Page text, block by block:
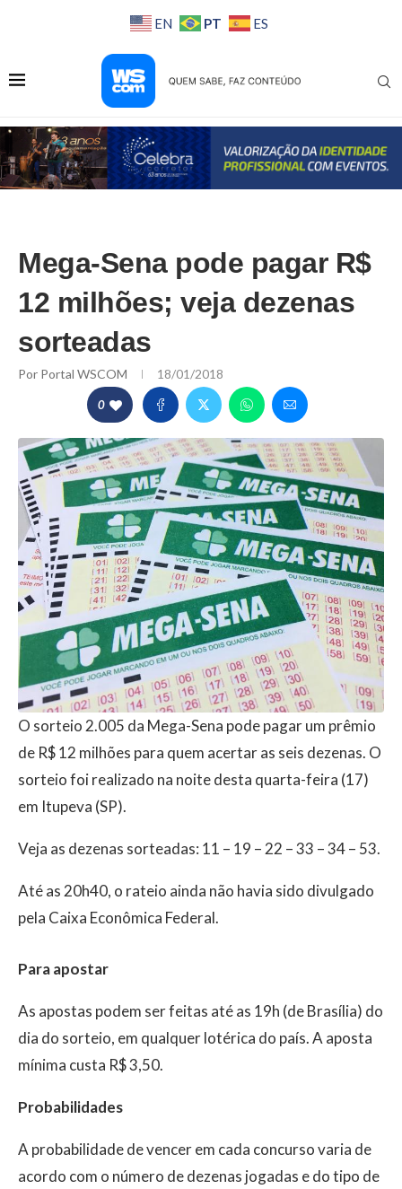
EN PT ES
Mega-Sena pode pagar R$
12 milhões; veja dezenas
sorteadas
Por Portal WSCOM 18/01/2018
0
O sorteio 2.005 da Mega-Sena pode pagar um prêmio
de R$ 12 milhões para quem acertar as seis dezenas. O
sorteio foi realizado na noite desta quarta-feira (17)
em Itupeva (SP).
Veja as dezenas sorteadas: 11 – 19 – 22 – 33 – 34 – 53.
Até as 20h40, o rateio ainda não havia sido divulgado
pela Caixa Econômica Federal.
Para apostar
As apostas podem ser feitas até as 19h (de Brasília) do
dia do sorteio, em qualquer lotérica do país. A aposta
mínima custa R$ 3,50.
Probabilidades
A probabilidade de vencer em cada concurso varia de
acordo com o número de dezenas jogadas e do tipo de